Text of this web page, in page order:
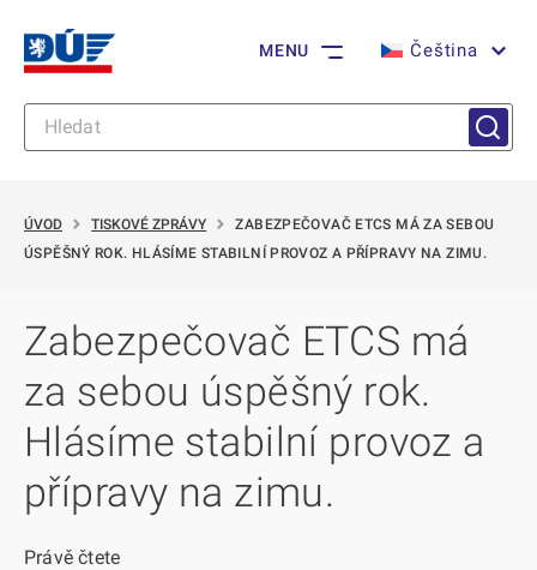
MENU Čeština
ÚVOD TISKOVÉ ZPRÁVY
ZABEZPEČOVAČ ETCS MÁ ZA SEBOU
ÚSPĚŠNÝ ROK. HLÁSÍME STABILNÍ PROVOZ A PŘÍPRAVY NA ZIMU.
Zabezpečovač ETCS má
za sebou úspěšný rok.
Hlásíme stabilní provoz a
přípravy na zimu.
Právě čtete